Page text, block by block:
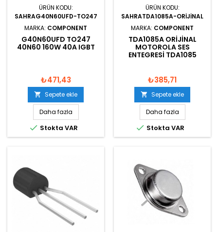
ÜRÜN KODU:
SAHRAG40N60UFD-TO247
MARKA: COMPONENT
G40N60UFD TO247
40N60 160W 40A IGBT
₺471,43
 Sepete ekle
Daha fazla
 Stokta VAR
ÜRÜN KODU:
SAHRATDA1085A-ORIJINAL
MARKA: COMPONENT
TDA1085A ORIJINAL
MOTOROLA SES
ENTEGRESI TDA1085
₺385,71
 Sepete ekle
Daha fazla
 Stokta VAR